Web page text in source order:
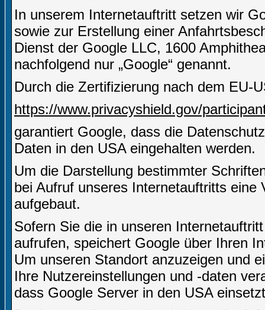
In unserem Internetauftritt setzen wir
sowie zur Erstellung einer
Dienst der Google LLC, 1600
nachfolgend nur „Google“ genannt.
Durch die Zertifizierung nach dem EU-
https://www.privacyshield.gov/
garantiert Google, dass die
Daten in den USA eingehalten werden.
Um die Darstellung bestimmter
bei Aufruf unseres Internetauftritts eine
aufgebaut.
Sofern Sie die in unseren
aufrufen, speichert Google über Ihren
Um unseren Standort anzuzeigen und
Ihre Nutzereinstellungen und -daten
dass Google Server in den USA